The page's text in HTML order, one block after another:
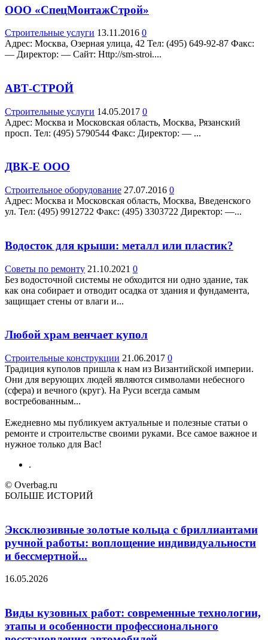
ООО «СпецМонтажСтрой»
Строительные услуги 13.11.2016 0
Адрес: Москва, Озерная улица, 42 Teл: (495) 649-92-87 Факс:
— Директор: — Сайт: Http://sm-stroi....
АВТ-СТРОЙ
Строительные услуги 14.05.2017 0
Адрес: Москва и Московская область, Москва, Рязанский
просп. Teл: (495) 5790544 Факс: Директор: — ...
ДВК-Е ООО
Строительное оборудование 27.07.2016 0
Адрес: Москва и Московская область, Москва, Введенского
ул. Teл: (495) 9912722 Факс: (495) 3303722 Директор: —...
Водосток для крыши: металл или пластик?
Советы по ремонту 21.10.2021 0
Без водосточной системы не обходится ни одно здание, так
как она собирает и отводит осадка от здания и фундамента,
защищает стены от влаги и...
Любой храм венчает купол
Строительные конструкции 21.06.2017 0
Традиция куполов пришла к нам из Византийской империи.
Они для верующих людей являются символами небесного
(сфера) и вечного (круг). На Руси всегда самым
востребованным...
Ежедневно мы публикуем актуальные и полезные статьи о
ремонте и строительстве своими руками. Все самое важное и
нужное только для Вас!
.
© Overbag.ru
БОЛЬШЕ ИСТОРИЙ
Эксклюзивные золотые кольца с бриллиантами
ручной работы: воплощение индивидуальности
и бессмертной...
16.05.2026
Виды кузовных работ: современные технологии,
этапы и особенности профессионального